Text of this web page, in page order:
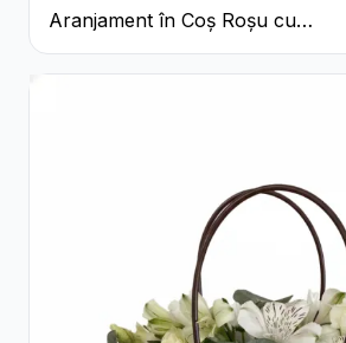
Aranjament în Coș Roșu cu
Trandafiri și Crizanteme Albe